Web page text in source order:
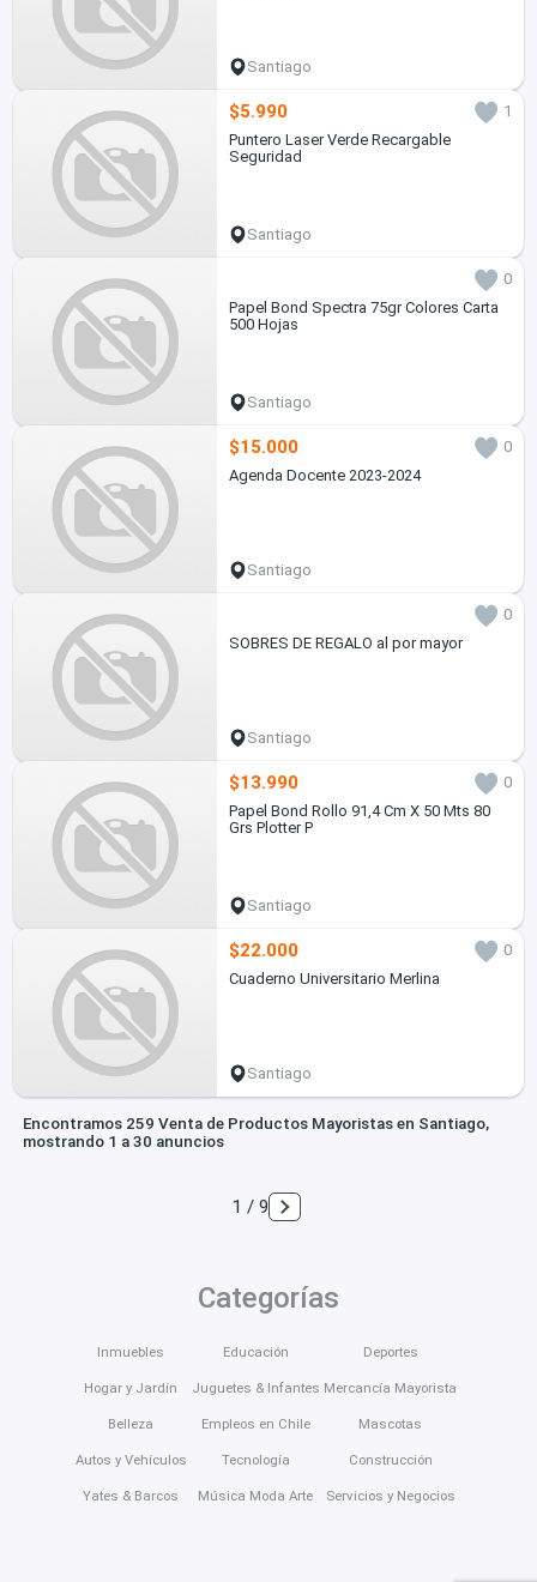
Santiago
$5.990
1
Puntero Laser Verde Recargable
Seguridad
Santiago
0
Papel Bond Spectra 75gr Colores Carta
500 Hojas
Santiago
$15.000
0
Agenda Docente 2023-2024
Santiago
0
SOBRES DE REGALO al por mayor
Santiago
$13.990
0
Papel Bond Rollo 91,4 Cm X 50 Mts 80
Grs Plotter P
Santiago
$22.000
0
Cuaderno Universitario Merlina
Santiago
Encontramos 259 Venta de Productos Mayoristas en Santiago,
mostrando 1 a 30 anuncios
1 / 9
Categorías
Inmuebles
Hogar y Jardín
Belleza
Autos y Vehículos
Yates & Barcos
Educación
Juguetes & Infantes
Empleos en Chile
Tecnología
Música Moda Arte
Deportes
Mercancía Mayorista
Mascotas
Construcción
Servicios y Negocios